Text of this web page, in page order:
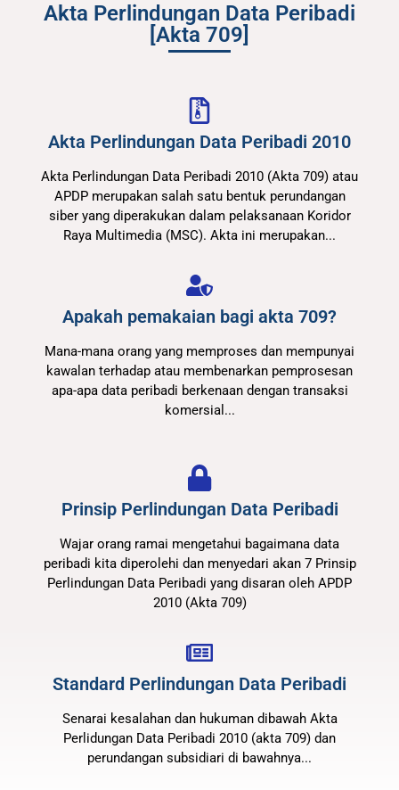
Akta Perlindungan Data Peribadi
[Akta 709]
Akta Perlindungan Data Peribadi 2010
Akta Perlindungan Data Peribadi 2010 (Akta 709) atau
APDP merupakan salah satu bentuk perundangan
siber yang diperakukan dalam pelaksanaan Koridor
Raya Multimedia (MSC). Akta ini merupakan...
Apakah pemakaian bagi akta 709?​
Mana-mana orang yang memproses dan mempunyai
kawalan terhadap atau membenarkan pemprosesan
apa-apa data peribadi berkenaan dengan transaksi
komersial...
Prinsip Perlindungan Data Peribadi
Wajar orang ramai mengetahui bagaimana data
peribadi kita diperolehi dan menyedari akan 7 Prinsip
Perlindungan Data Peribadi yang disaran oleh APDP
2010 (Akta 709)
Standard Perlindungan Data Peribadi
Senarai kesalahan dan hukuman dibawah Akta
Perlidungan Data Peribadi 2010 (akta 709) dan
perundangan subsidiari di bawahnya...